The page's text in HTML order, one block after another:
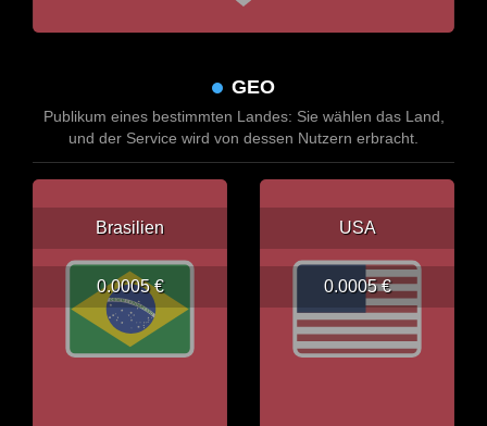
GEO
Publikum eines bestimmten Landes: Sie wählen das Land,
und der Service wird von dessen Nutzern erbracht.
Brasilien
0.0005 €
USA
0.0005 €